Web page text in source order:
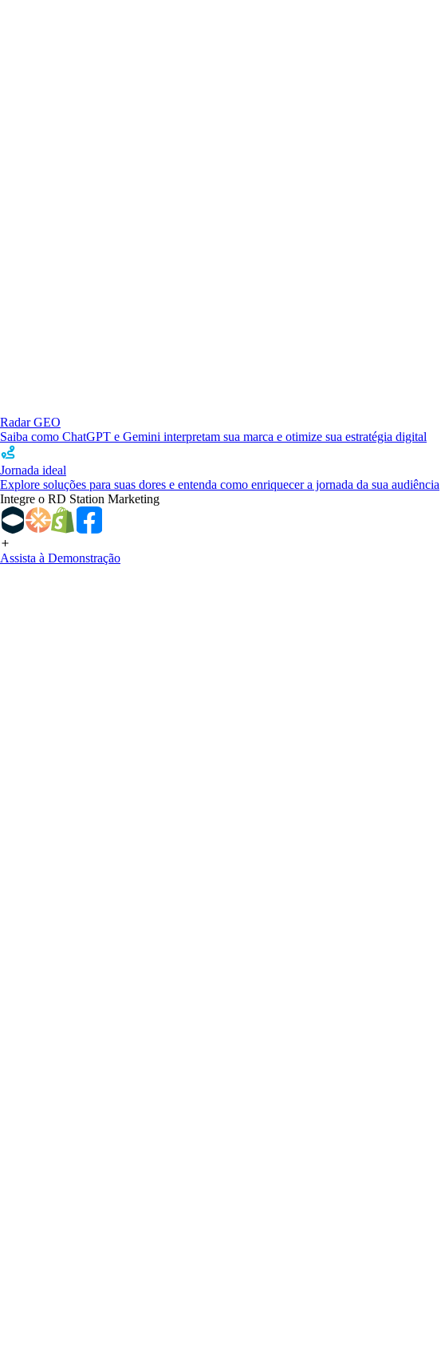
Radar GEO
Saiba como ChatGPT e Gemini interpretam sua marca e otimize sua estratégia digital
Jornada ideal
Explore soluções para suas dores e entenda como enriquecer a jornada da sua audiência
Integre o RD Station Marketing
Assista à Demonstração